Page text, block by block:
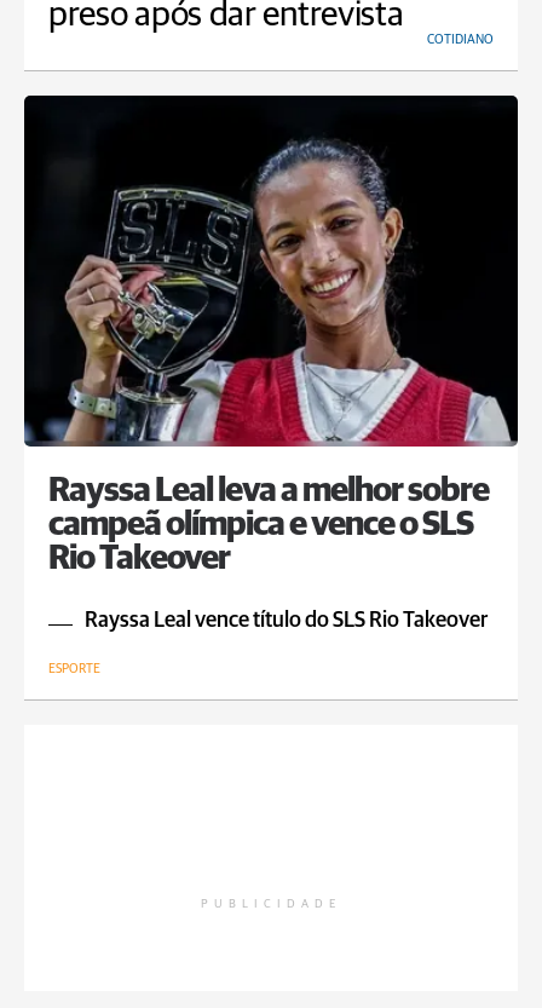
preso após dar entrevista
COTIDIANO
Rayssa Leal leva a melhor sobre
campeã olímpica e vence o SLS
Rio Takeover
Rayssa Leal vence título do SLS Rio Takeover
ESPORTE
PUBLICIDADE